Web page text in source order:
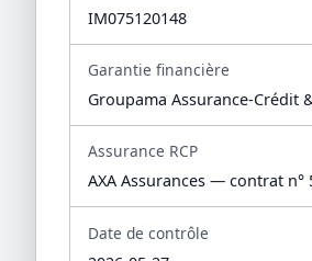
IM075120148
Garantie financière
Groupama Assurance-Crédit
Assurance RCP
AXA Assurances — contrat n°
Date de contrôle